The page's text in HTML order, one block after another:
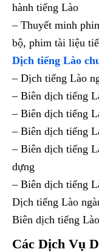
hành tiếng Lào
– Thuyết minh
bộ, phim tài liệu
Dịch tiếng Lào
– Dịch tiếng Lào
– Biên dịch tiếng
– Biên dịch tiếng
– Biên dịch tiếng
– Biên dịch tiếng
dựng
– Biên dịch tiếng
Dịch tiếng Lào
Biên dịch tiếng
Các Dịch Vụ